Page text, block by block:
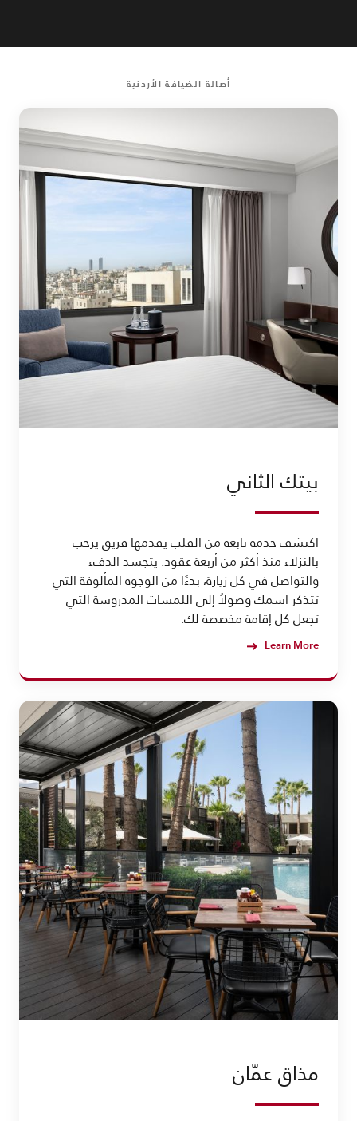
أصالة الضيافة الأردنية
بيتك الثاني
اكتشف خدمة نابعة من القلب يقدمها فريق يرحب
بالنزلاء منذ أكثر من أربعة عقود. يتجسد الدفء
والتواصل في كل زيارة، بدءًا من الوجوه المألوفة التي
تتذكر اسمك وصولاً إلى اللمسات المدروسة التي
تجعل كل إقامة مخصصة لك.
Learn More
مذاق عمّان